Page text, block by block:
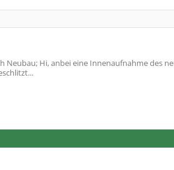
Neubau; Hi, anbei eine Innenaufnahme des